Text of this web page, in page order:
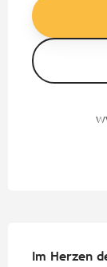
Im Herzen